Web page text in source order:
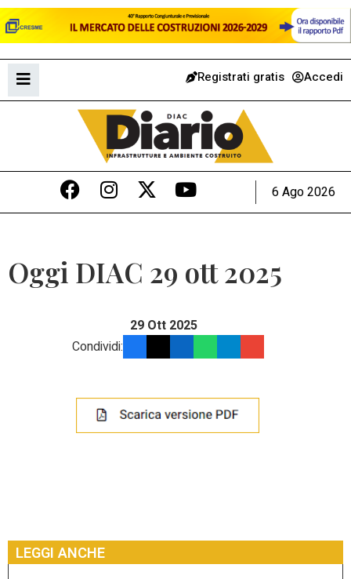
Registrati gratis Accedi
6 Ago 2026
Oggi DIAC 29 ott 2025
29 Ott 2025
Condividi:
LEGGI ANCHE